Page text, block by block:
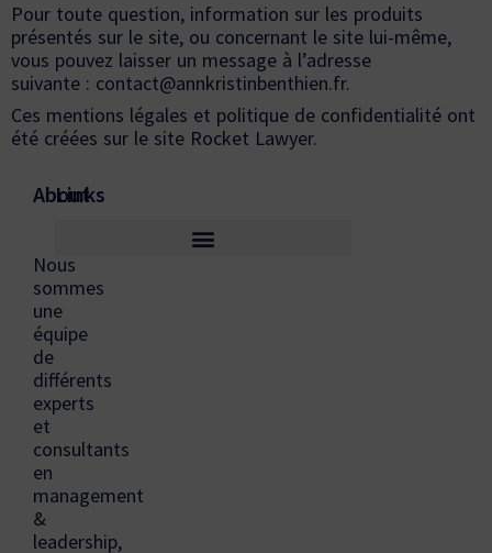
Pour toute question, information sur les produits
présentés sur le site, ou concernant le site lui-même,
vous pouvez laisser un message à l’adresse
suivante : contact@annkristinbenthien.fr.
Ces mentions légales et politique de confidentialité ont
été créées sur le site Rocket Lawyer.
About
Nous
sommes
une
équipe
de
différents
experts
et
consultants
en
management
&
leadership,
Links